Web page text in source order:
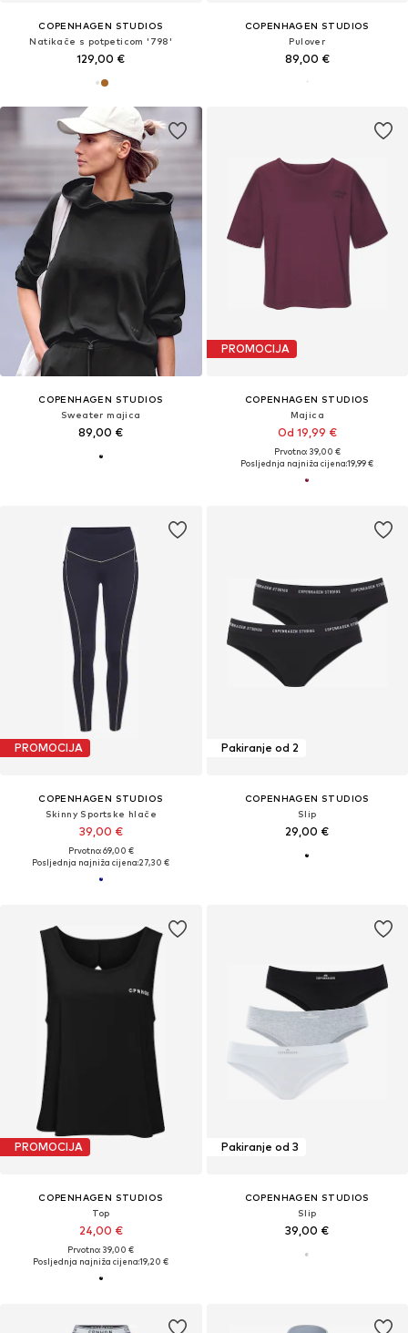
COPENHAGEN STUDIOS
Natikače s potpeticom '798'
129,00 €
COPENHAGEN STUDIOS
Pulover
89,00 €
COPENHAGEN STUDIOS
Sweater majica
89,00 €
PROMOCIJA
COPENHAGEN STUDIOS
Majica
Od 19,99 €
Prvotno: 39,00 €
Posljednja najniža cijena:19,99 €
PROMOCIJA
COPENHAGEN STUDIOS
Skinny Sportske hlače
39,00 €
Prvotno: 69,00 €
Posljednja najniža cijena:27,30 €
Pakiranje od 2
COPENHAGEN STUDIOS
Slip
29,00 €
PROMOCIJA
COPENHAGEN STUDIOS
Top
24,00 €
Prvotno: 39,00 €
Posljednja najniža cijena:19,20 €
Pakiranje od 3
COPENHAGEN STUDIOS
Slip
39,00 €